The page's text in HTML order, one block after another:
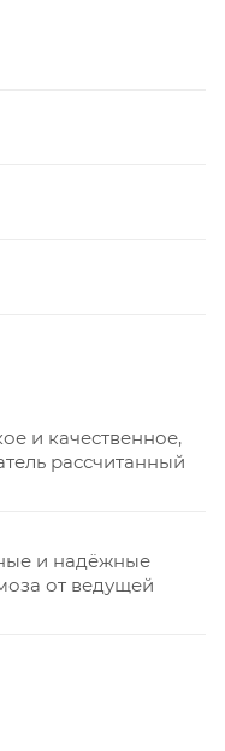
версии,
и новую
не выбрали.
Scylla с
и лесных
и качественное,
рассчитанный
и надёжные
от ведущей